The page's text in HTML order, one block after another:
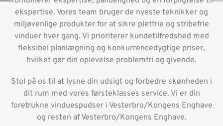
ekspertise. Vores team bruger de nyeste teknikker og
miljøvenlige produkter for at sikre pletfrie og stribefrie
vinduer hver gang. Vi prioriterer kundetilfredshed med
fleksibel planlægning og konkurrencedygtige priser,
hvilket gør din oplevelse problemfri og givende.
Stol på os til at lysne din udsigt og forbedre skønheden i
dit rum med vores førsteklasses service. Vi er din
foretrukne vinduespudser i Vesterbro/Kongens Enghave
og resten af Vesterbro/Kongens Enghave.